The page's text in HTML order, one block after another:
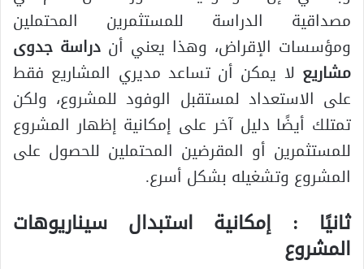
مصداقية الدراسة للمستثمرين المحتملين
ومؤسسات الإقراض، وهذا يعني أن دراسة جدوى
مشاريع لا يمكن أن تساعد مديري المشاريع فقط
على الاستعداد لمستقبل الوفود للمشروع، ولكن
تمتلك أيضًا دليل آخر على إمكانية إظهار المشروع
للمستثمرين أو المقرضين المحتملين للحصول على
المشروع وتشغيله بشكل أسرع.
ثانيًا : إمكانية استبدال سيناريوهات
المشروع